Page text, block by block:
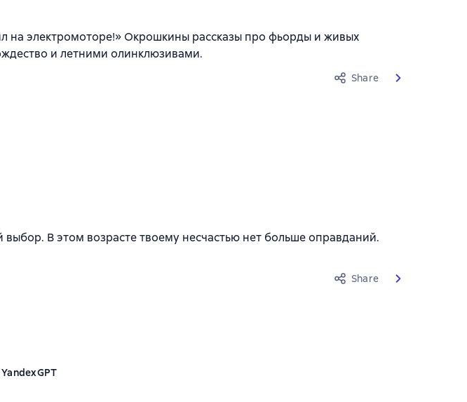
на электромоторе!» Окрошкины рассказы про фьорды и живых
и летними олинклюзивами.
Share
В этом возрасте твоему несчастью нет больше оправданий.
Share